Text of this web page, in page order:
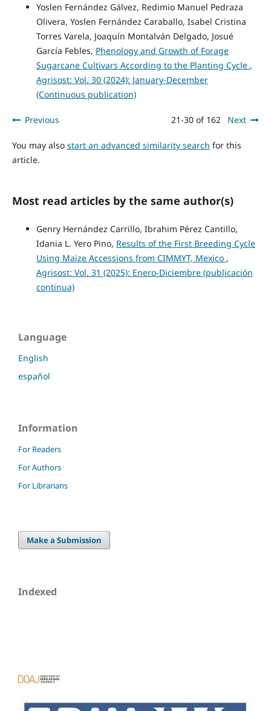
Yoslen Fernández Gálvez, Redimio Manuel Pedraza
Olivera, Yoslen Fernández Caraballo, Isabel Cristina
Torres Varela, Joaquín Montalván Delgado, Josué
García Febles, Phenology and Growth of Forage
Sugarcane Cultivars According to the Planting Cycle ,
Agrisost: Vol. 30 (2024): January-December
(Continuous publication)
Previous 21-30 of 162 Next
You may also start an advanced similarity search for this
article.
Most read articles by the same author(s)
Genry Hernández Carrillo, Ibrahim Pérez Cantillo,
Idania L. Yero Pino, Results of the First Breeding Cycle
Using Maize Accessions from CIMMYT, Mexico ,
Agrisost: Vol. 31 (2025): Enero-Diciembre (publicación
continua)
Language
English
español
Information
For Readers
For Authors
For Librarians
Make a Submission
Indexed